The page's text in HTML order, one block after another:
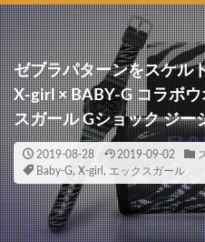
ゼブラパターンをスケル
X-girl × BABY-G コラボ
スガール Gショック ジー
2019-08-28 2019-09-02
Baby-G, X-girl , エックスガール